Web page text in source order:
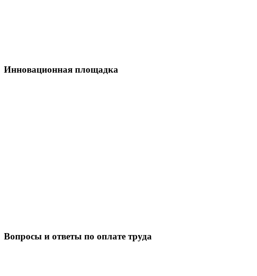
Инновационная площадка
Вопросы и ответы по оплате труда